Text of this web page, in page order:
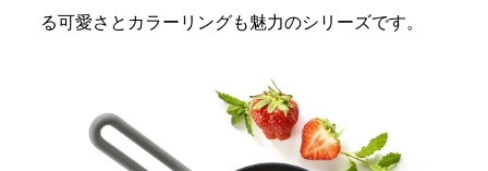
る可愛さとカラーリングも魅力のシリーズです。